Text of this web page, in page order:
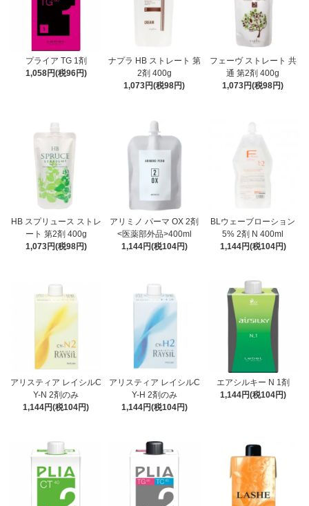
プライア TG 1剤
1,058円(税96円)
ナプラ HB ストレート 第
2剤 400g
1,073円(税98円)
フェーヴ ストレート 共
通 第2剤 400g
1,073円(税98円)
HB スプリュース ストレ
ート 第2剤 400g
1,073円(税98円)
アリミノ パーマ OX 2剤
<医薬部外品>400ml
1,144円(税104円)
BLウェーブローション
5% 2剤 N 400ml
1,144円(税104円)
アリスティア レイシルC
Y-N 2剤のみ
1,144円(税104円)
アリスティア レイシルC
Y-H 2剤のみ
1,144円(税104円)
エアシルキー N 1剤
1,144円(税104円)